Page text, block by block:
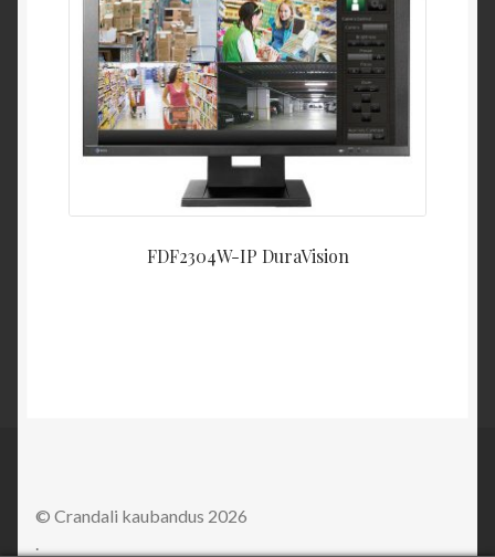
FDF2304W-IP DuraVision
© Crandali kaubandus 2026
.